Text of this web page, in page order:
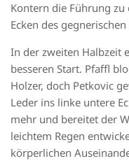
Kontern die Führung zu
Ecken des
In der zweiten Halbzeit
besseren Start. Pfaffl
Holzer, doch Petkovic
Leder ins linke untere
mehr und bereitet der
leichtem Regen
körperlichen